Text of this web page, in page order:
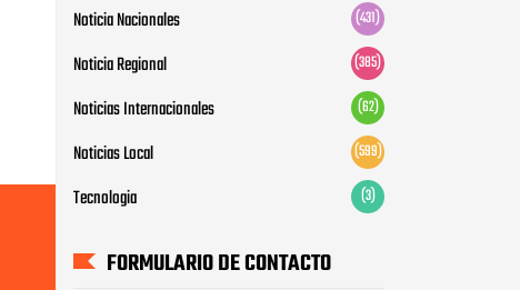
Noticia Nacionales (431)
Noticia Regional (385)
Noticias Internacionales (62)
Noticias Local (599)
Tecnologia (3)
FORMULARIO DE CONTACTO